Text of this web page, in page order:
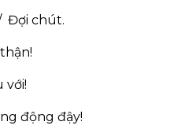
Đợi chút.
với!
động đậy!